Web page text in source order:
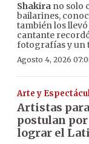
Shakira no solo
bailarines,
también los
cantante
fotografías y un
Agosto 4, 2026
Arte y
Artistas
postulan por
lograr el